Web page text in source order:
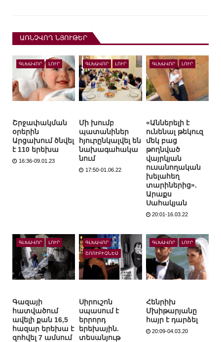
ԱՌՆՉՎՈՂ ՆՅՈՒԹԵՐ
ԳԼԽԱՎՈՐ ԼՈՒՐ
Շրջափակման
օրերին
Արցախում ծնվել
է 110 երեխա
16:36-09.01.23
ԳԼԽԱՎՈՐ ԼՈՒՐ
Մի խումբ
պատանիներ
հյուրընկալվել են
նախագահակա
նում
17:50-01.06.22
ԳԼԽԱՎՈՐ ԼՈՒՐ
«Աններելի է
ունենալ թեկուզ
մեկ բաց
թողնված
վայրկյան
ուսանողական
խելահեղ
տարիներից».
Արաքս
Սահակյան
20:01-16.03.22
ԳԼԽԱՎՈՐ ԼՈՒՐ
Գազայի
հատվածում
ավելի քան 16,5
հազար երեխա է
զոհվել 7 ամսում
ԳԼԽԱՎՈՐ
ՇՈՈՒԲԻԶՆԵՍ
Սիրուշոն
սպասում է
երրորդ
երեխային.
տեսանյութ
ԳԼԽԱՎՈՐ ԼՈՒՐ
Հենրիխ
Մխիթարյանը
հայր է դարձել
20:09-04.03.20